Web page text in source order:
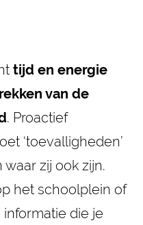
tijd en energie
van de
. Proactief
‘toevalligheden’
zij ook zijn.
het schoolplein of
die je